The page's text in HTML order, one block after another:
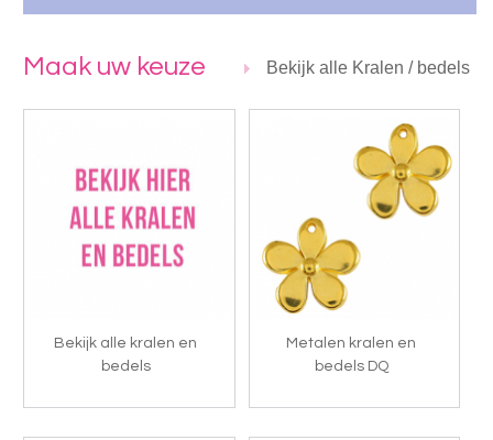
Maak uw keuze Bekijk alle Kralen / bedels
Bekijk alle kralen en
bedels
Metalen kralen en
bedels DQ